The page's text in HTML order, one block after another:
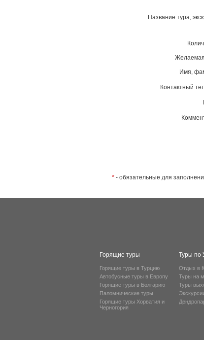
Название тура,
Имя,
Контактный
* - обязательные для
Горящие туры
Горящие туры в Турцию
Автобусные туры в Европу
Горящие туры в Болгарию
Паломнические туры
Горящие туры Хорватия и
Черногория
Туры по
Отдых в
Туры на
Туры